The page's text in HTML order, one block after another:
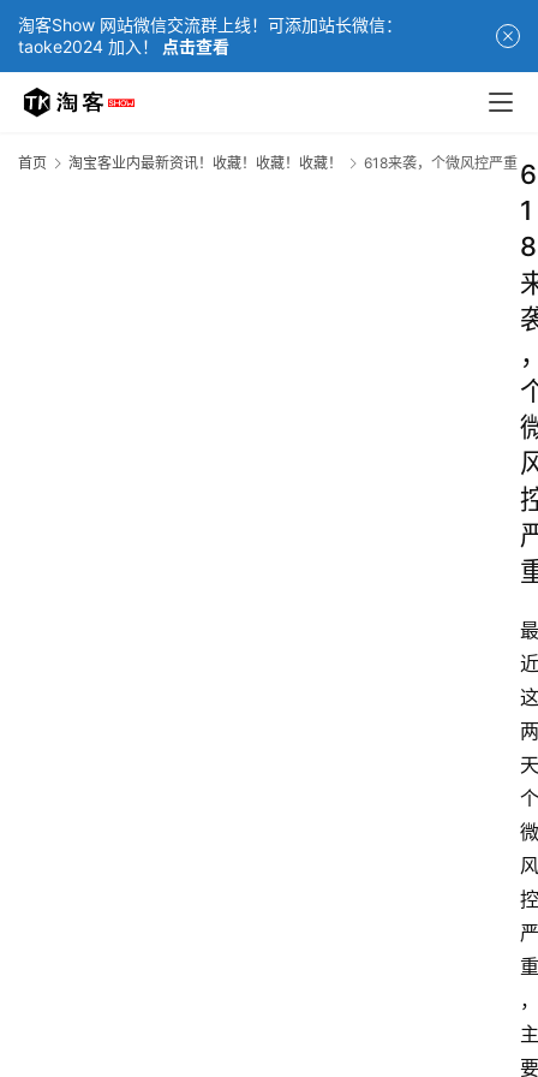
淘客Show 网站微信交流群上线！可添加站长微信：
taoke2024 加入！
点击查看
首页 淘宝客业内最新资讯！收藏！收藏！收藏！ 618来袭，个微风控严重 6
1
8
最
近
这
两
天
个
微
风
控
严
重
，
主
要